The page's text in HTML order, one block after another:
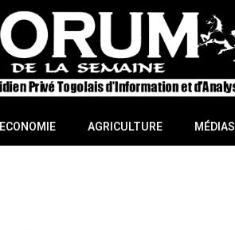
ECONOMIE AGRICULTURE MÉDIAS